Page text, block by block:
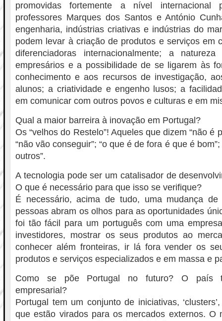
promovidas fortemente a nível internacional
professores Marques dos Santos e António
engenharia, indústrias criativas e indústrias do
podem levar à criação de produtos e serviços em
diferenciadoras internacionalmente; a natureza
empresários e a possibilidade de se ligarem às
conhecimento e aos recursos de investigação,
alunos; a criatividade e engenho lusos; a
em comunicar com outros povos e culturas e em
Qual a maior barreira à inovação em Portugal?
Os “velhos do Restelo”! Aqueles que dizem “não é
“não vão conseguir”; “o que é de fora é que é
outros”.
A tecnologia pode ser um catalisador de
O que é necessário para que isso se verifique?
É necessário, acima de tudo, uma mudança de
pessoas abram os olhos para as oportunidades
foi tão fácil para um português com uma
investidores, mostrar os seus produtos ao
conhecer além fronteiras, ir lá fora vender os
produtos e serviços especializados e em massa e
Como se põe Portugal no futuro? O país
empresarial?
Portugal tem um conjunto de iniciativas,
que estão virados para os mercados externos. O